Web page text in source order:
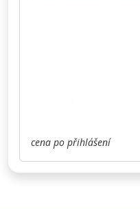
cena po přihlášení